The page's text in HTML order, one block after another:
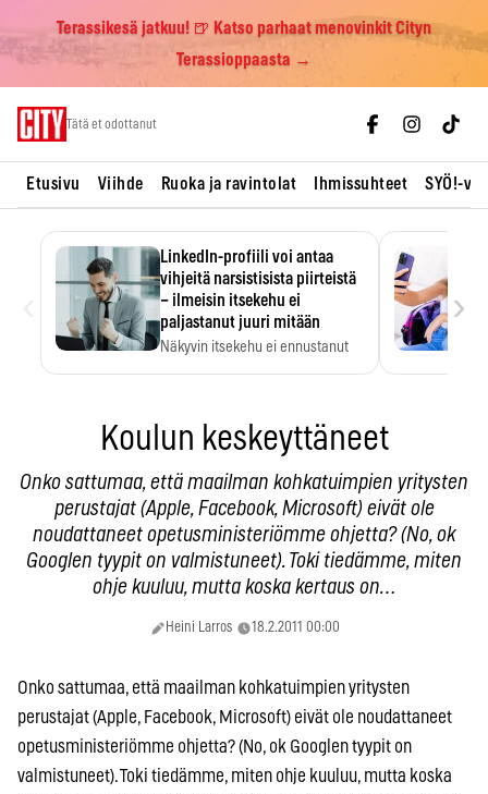
Terassikesä jatkuu! 🍺 Katso parhaat menovinkit Cityn
Terassioppaasta →
Tätä et odottanut
Etusivu Viihde Ruoka ja ravintolat Ihmissuhteet SYÖ!-
LinkedIn-profiili voi antaa
vihjeitä narsistisista piirteistä
– ilmeisin itsekehu ei
paljastanut juuri mitään
Näkyvin itsekehu ei ennustanut
›
Koulun keskeyttäneet
Onko sattumaa, että maailman kohkatuimpien yritysten
perustajat (Apple, Facebook, Microsoft) eivät ole
noudattaneet opetusministeriömme ohjetta? (No, ok
Googlen tyypit on valmistuneet). Toki tiedämme, miten
ohje kuuluu, mutta koska kertaus on…
Heini Larros 18.2.2011 00:00
Onko sattumaa, että maailman kohkatuimpien yritysten
perustajat (Apple, Facebook, Microsoft) eivät ole noudattaneet
opetusministeriömme ohjetta? (No, ok Googlen tyypit on
valmistuneet). Toki tiedämme, miten ohje kuuluu, mutta koska